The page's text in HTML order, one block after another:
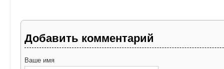
Добавить комментарий
Ваше имя